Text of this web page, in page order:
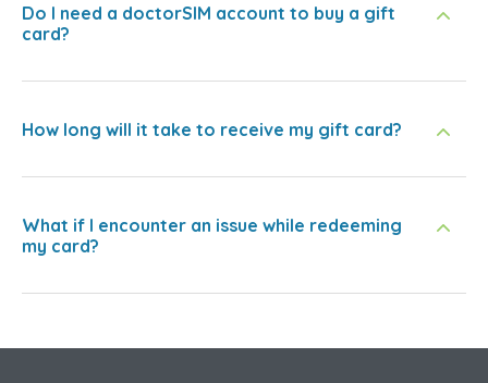
Do I need a doctorSIM account to buy a gift
card?
How long will it take to receive my gift card?
What if I encounter an issue while redeeming
my card?